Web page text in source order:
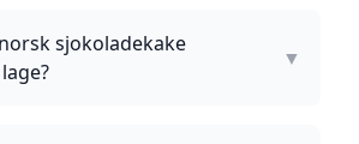
sjokoladekake
▼